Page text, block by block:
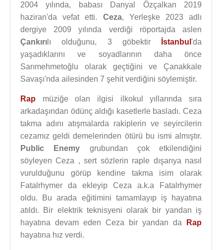
2004 yılında, babası Danyal Özçalkan 2019
haziran'da vefat etti. Ceza, Yerleşke 2023 adlı
dergiye 2009 yılında verdiği röportajda aslen
Çankırı lı olduğunu, 3 göbektir İstanbul 'da
yaşadıklarını ve soyadlarının daha önce
Sarımehmetoğlu olarak geçtiğini ve Çanakkale
Savaşı'nda ailesinden 7 şehit verdiğini söylemiştir.
Rap müziğe olan ilgisi ilkokul yıllarında sıra
arkadaşından ödünç aldığı kasetlerle basladı. Ceza
takma adını atışmalarda rakiplerin ve seyircilerin
cezamız geldi demelerinden ötürü bu ismi almıştır.
Public Enemy grubundan çok etkilendiğini
söyleyen Ceza , sert sözlerin raple dışarıya nasıl
vurulduğunu görüp kendine takma isim olarak
Fatalrhymer da ekleyip Ceza a.k.a Fatalrhymer
oldu. Bu arada eğitimini tamamlayıp iş hayatına
atıldı. Bir elektrik teknisyeni olarak bir yandan iş
hayatına devam eden Ceza bir yandan da
Rap
hayatına hız verdi.